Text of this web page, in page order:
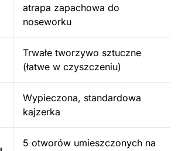
atrapa zapachowa do
noseworku
Trwałe tworzywo sztuczne
(łatwe w czyszczeniu)
Wypieczona, standardowa
kajzerka
5 otworów umieszczonych na